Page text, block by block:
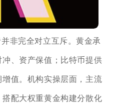
非完全对立互斥。黄金承
、资产保值；比特币提供
值。机构实操层面，主流
配大权重黄金构建分散化